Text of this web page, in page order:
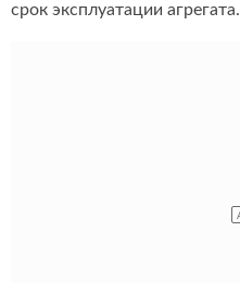
срок эксплуатации агрегата.